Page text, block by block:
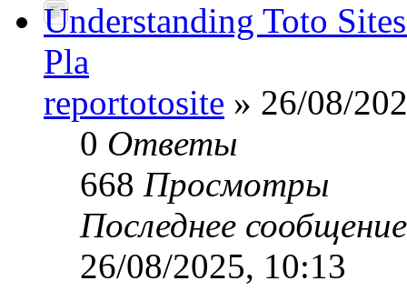
Understanding Toto
Pla
reportotosite » 26/08/
0 Ответы
668 Просмотры
Последнее
26/08/2025, 10:13